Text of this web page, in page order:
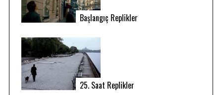
Başlangıç Replikler
25. Saat Replikler